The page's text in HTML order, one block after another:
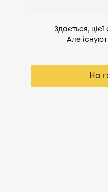
Здається, цієї
Але
На